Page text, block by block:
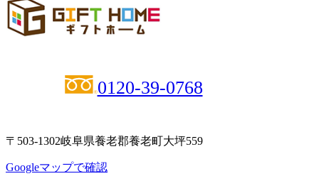
0120-39-0768
〒503-1302岐阜県養老郡養老町大坪559
Googleマップで確認